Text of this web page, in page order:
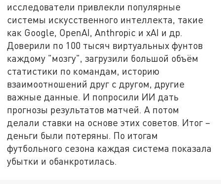
исследователи привлекли популярные
системы искусственного интеллекта, такие
как Google, OpenAI, Anthropic и xAI и др.
Доверили по 100 тысяч виртуальных фунтов
каждому "мозгу", загрузили большой объём
статистики по командам, историю
взаимоотношений друг с другом, другие
важные данные. И попросили ИИ дать
прогнозы результатов матчей. А потом
делали ставки на основе этих советов. Итог –
деньги были потеряны. По итогам
футбольного сезона каждая система показала
убытки и обанкротилась.